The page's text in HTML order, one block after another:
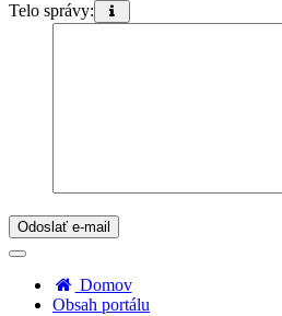
Telo správy:
správa
HTML
odpovede
bude
Domov
Obsah portálu